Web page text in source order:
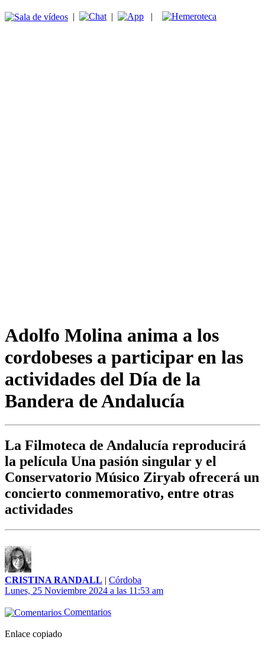
| | |
Adolfo Molina anima a los
cordobeses a participar en las
actividades del Día de la
Bandera de Andalucía
La Filmoteca de Andalucía reproducirá
la película Una pasión singular y el
Conservatorio Músico Ziryab ofrecerá un
concierto conmemorativo, entre otras
actividades
CRISTINA RANDALL | Córdoba
Lunes, 25 Noviembre 2024 a las 11:53 am
Comentarios
Enlace copiado